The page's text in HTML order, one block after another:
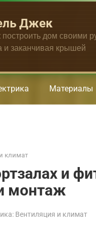
Джек
построить дом своими
и заканчивая крышей
Материалы
климат
и
монтаж
Вентиляция и климат